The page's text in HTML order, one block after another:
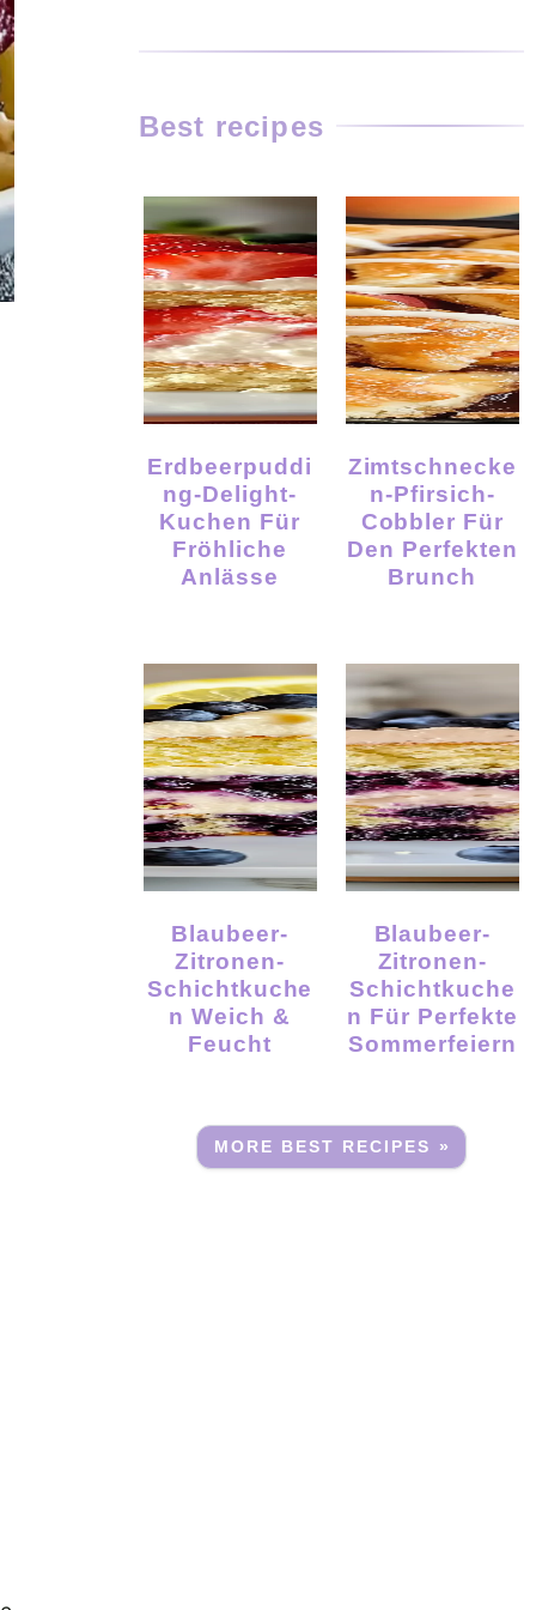
Best recipes
Erdbeerpuddi
Ng-Delight-
Kuchen Für
Fröhliche
Anlässe
Zimtschnecke
N-Pfirsich-
Cobbler Für
Den Perfekten
Brunch
Blaubeer-
Zitronen-
Schichtkuche
N Weich &
Feucht
Blaubeer-
Zitronen-
Schichtkuche
N Für Perfekte
Sommerfeiern
MORE BEST RECIPES »